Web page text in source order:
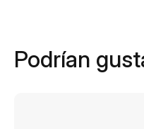
Podrían